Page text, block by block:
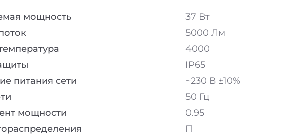
мощность
37 Вт
5000 Лм
4000
IP65
питания сети
~230 В ±10%
50 Гц
мощности
0.95
П